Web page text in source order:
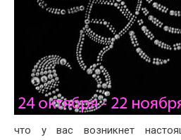
что у вас возникнет